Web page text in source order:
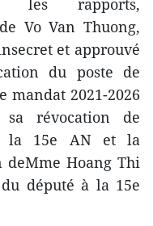
les rapports,
Vo Van Thuong,
et approuvé
du poste de
mandat 2021-2026
révocation de
la 15e AN et la
deMme Hoang Thi
député à la 15e